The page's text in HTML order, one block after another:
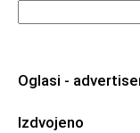
Oglasi -
Izdvojeno